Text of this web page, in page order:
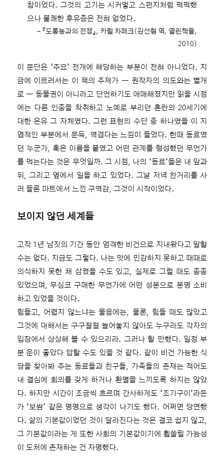
참이었다. 그것의 고기는 시커멓고 스펀지처럼 퍽퍽했
으나 불쾌한 후유증은 전혀 없었다.
– 『도롱뇽과의 전쟁』, 카렐 차페크(김선형 역, 열린책들,
2010)
이 문단은 ‘주요’ 전개에 해당하는 부분이 전혀 아니었다. 지
금에 이르러서는 이 책의 주제가 ― 원작자의 의도와는 별개
로 ― 동물권이 아니라고 단언하기도 애매해졌지만 읽을 시점
에는 다른 인종을 착취하고 노예로 부리던 혼란의 20세기에
대한 은유 그 자체였다. 그런 표현의 수단 중 하나였을 이 지
엽적인 부분에서 문득, 역겹다는 느낌이 들었다. 한때 동료였
던 누군가, 혹은 이름을 붙였고 어떤 관계를 형성했던 무언가
를 먹는다는 것은 무엇일까. 그 시점, 나의 ‘동료’들은 내 앞과
뒤, 그리고 옆에서 일을 하고 있었다. 그날 저녁 찬거리를 사
러 들른 마트에서 느낀 구역감, 그것이 시작이었다.
보이지 않던 세계들
고작 1년 남짓의 기간 동안 엄격한 비건으로 지내왔다고 말할
수는 없다. 지금도 그렇다. 나는 맛에 민감하지 못하고 때때로
의식하지 못한 채 삼켰을 수도 있고, 실제로 그럴 때도 종종
있었으며, 무심코 구매한 무언가에 어떤 성분으로 분명 소비
하고 있었을 것이다.
힘들고, 어렵지 않느냐는 물음에는, 물론, 힘들 때도 많았고
그것에 대해서는 구구절절 늘어놓지 않아도 누구라도 각자의
입장에서 상상해 볼 수 있으리라. 그러나 할 만했다. 일정 부
분 운이 좋았다 답할 수도 있을 것 같다. 같이 비건 가능한 식
당을 찾아봐 주는 동료들과 친구들, 가족들의 존재는 적어도
내 결심에 회의를 갖게 하거나 환멸을 느끼도록 하지는 않았
다. 하지만 시간이 조금씩 흐르며 간사하게도 ‘조기구이’라든
가 ‘보쌈’ 같은 명명으로 생각이 나기도 했다. 어쩌면 당연했
다. 삶의 기본값이었던 것이 달라진다는 것은 결코 쉽지 않고,
그 기본값이라는 게 또한 사회의 기본값이기에 휩쓸릴 가능성
이 도처에 존재하는 건 자명했다.